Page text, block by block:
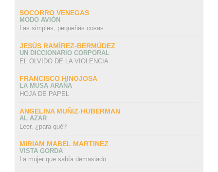
SOCORRO VENEGAS
MODO AVIÓN
Las simples, pequeñas cosas
JESÚS RAMÍREZ-BERMÚDEZ
UN DICCIONARIO CORPORAL
EL OLVIDO DE LA VIOLENCIA
FRANCISCO HINOJOSA
LA MUSA ARAÑA
HOJA DE PAPEL
ANGELINA MUÑIZ-HUBERMAN
AL AZAR
Leer, ¿para qué?
MIRIAM MABEL MARTINEZ
VISTA GORDA
La mujer que sabía demasiado